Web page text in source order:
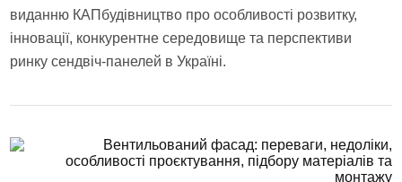
виданню КАПбудівництво про особливості розвитку,
інновації, конкурентне середовище та перспективи
ринку сендвіч-панелей в Україні.